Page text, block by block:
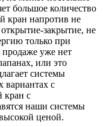
большое количество
кран напротив не
закрытие, не
только при
уже нет
или это
системы
вариантах с
кран с
наши системы
ценой.